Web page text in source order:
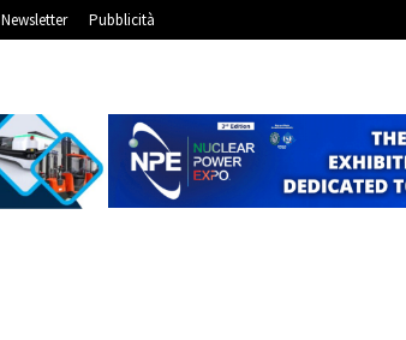
Newsletter Pubblicità